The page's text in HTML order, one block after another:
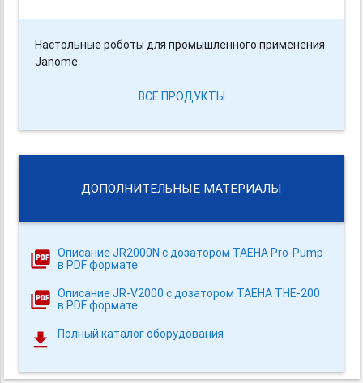
Настольные роботы для промышленного применения
Janome
ВСЕ ПРОДУКТЫ
ДОПОЛНИТЕЛЬНЫЕ МАТЕРИАЛЫ
Описание JR2000N с дозатором TAEHA Pro-Pump
в PDF формате
Описание JR-V2000 с дозатором TAEHA THE-200
в PDF формате
Полный каталог оборудования